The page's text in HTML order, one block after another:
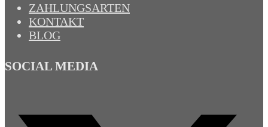
ZAHLUNGSARTEN
KONTAKT
BLOG
SOCIAL MEDIA